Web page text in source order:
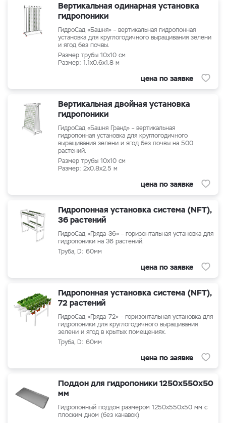
Вертикальная одинарная установка
гидропоники
ГидроСад «Башня» – вертикальная гидропонная
установка для круглогодичного выращивания зелени
и ягод без почвы.
Размер трубы 10x10 см
Размер: 1.1x0.6x1.8 м
цена по заявке
Вертикальная двойная установка
гидропоники
ГидроСад «Башня Гранд» – вертикальная
гидропонная установка для круглогодичного
выращивания зелени и ягод без почвы на 500
растений.
Pазмер трубы 10x10 см
Размер: 2x0.8x2.5 м
цена по заявке
Гидропонная установка система (NFT),
36 растений
ГидроСад «Гряда-36» – горизонтальная установка для
гидропоники на 36 растений.
Труба, D: 60мм
цена по заявке
Гидропонная установка система (NFT),
72 растений
ГидроСад «Гряда-72» – горизонтальная установка для
гидропоники для круглогодичного выращивания
зелени и ягод в крытых помещениях.
Труба, D: 60мм
цена по заявке
Поддон для гидропоники 1250х550х50
мм
Гидропонный поддон размером 1250х550х50 мм с
плоским дном (без канавок)